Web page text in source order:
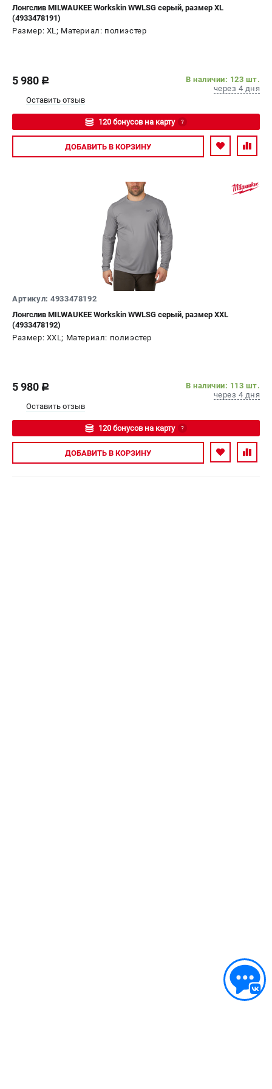
Лонгслив MILWAUKEE Workskin WWLSG серый, размер XL
(4933478191)
Размер: XL; Материал: полиэстер
5 980 c
В наличии: 123 шт.
через 4 дня
Оставить отзыв
120 бонусов на карту ?
Авторизуйтесь
ДОБАВИТЬ В КОРЗИНУ
Артикул: 4933478192
Лонгслив MILWAUKEE Workskin WWLSG серый, размер XXL
(4933478192)
Размер: XXL; Материал: полиэстер
5 980 c
В наличии: 113 шт.
через 4 дня
Оставить отзыв
120 бонусов на карту ?
Авторизуйтесь
ДОБАВИТЬ В КОРЗИНУ